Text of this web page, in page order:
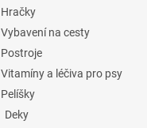
Hračky
Vybavení na cesty
Postroje
Vitamíny a léčiva pro psy
Pelíšky
Deky